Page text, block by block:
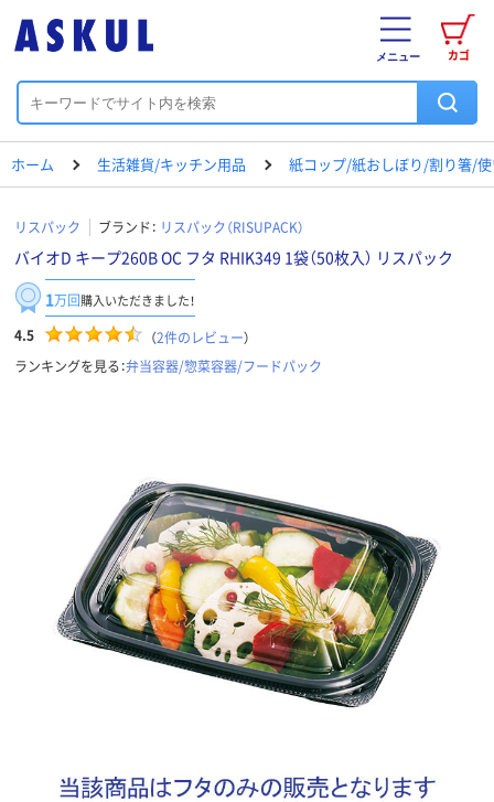
カゴ
メニュー
ホーム 生活雑貨/キッチン用品 紙コップ/紙おしぼり/割り箸/
リスパック ブランド： リスパック（RISUPACK）
バイオD キープ260B OC フタ RHIK349 1袋（50枚入） リスパック
1万回購入いただきました！
4.5 （2件のレビュー）
ランキングを見る：弁当容器/惣菜容器/フードパック